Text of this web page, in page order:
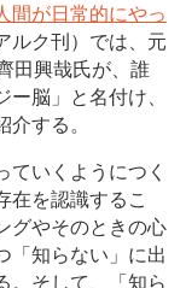
間が日常的にやっ
ルク刊）では、元
田興哉氏が、誰
脳」と名付け、
する。
いくようにつく
在を認識するこ
グやそのときの心
「知らない」に出
。そして、「知ら